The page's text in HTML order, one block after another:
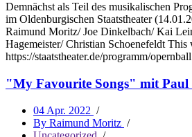
Demnächst als Teil des musikalischen
im Oldenburgischen Staatstheater
Raimund Moritz/ Joe Dinkelbach/ Kai
Hagemeister/ Christian Schoenefeldt
https://staatstheater.de/programm/opernball
"My Favourite Songs" mit
04 Apr. 2022 /
By Raimund Moritz /